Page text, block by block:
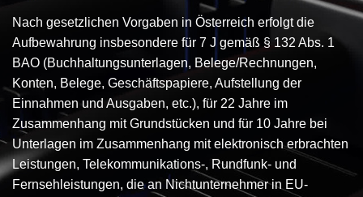
Nach gesetzlichen Vorgaben in Österreich erfolgt die
Aufbewahrung insbesondere für 7 J gemäß § 132 Abs. 1
BAO (Buchhaltungsunterlagen, Belege/Rechnungen,
Konten, Belege, Geschäftspapiere, Aufstellung der
Einnahmen und Ausgaben, etc.), für 22 Jahre im
Zusammenhang mit Grundstücken und für 10 Jahre bei
Unterlagen im Zusammenhang mit elektronisch erbrachten
Leistungen, Telekommunikations-, Rundfunk- und
Fernsehleistungen, die an Nichtunternehmer in EU-